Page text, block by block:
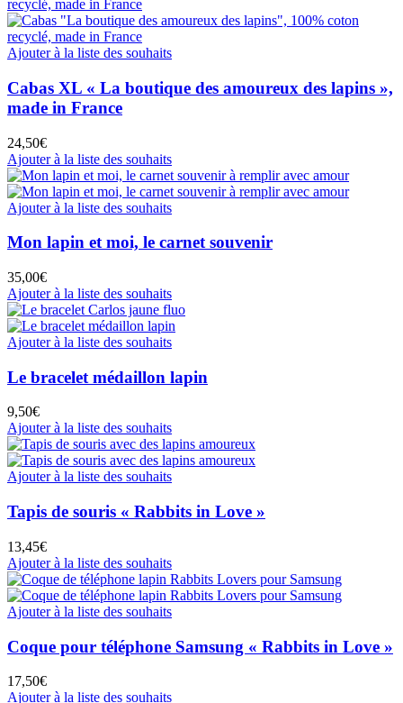
Ajouter à la liste des souhaits
Cabas XL « La boutique des amoureux des lapins »,
made in France
24,50€
Ajouter à la liste des souhaits
Ajouter à la liste des souhaits
Mon lapin et moi, le carnet souvenir
35,00€
Ajouter à la liste des souhaits
Ajouter à la liste des souhaits
Le bracelet médaillon lapin
9,50€
Ajouter à la liste des souhaits
Ajouter à la liste des souhaits
Tapis de souris « Rabbits in Love »
13,45€
Ajouter à la liste des souhaits
Ajouter à la liste des souhaits
Coque pour téléphone Samsung « Rabbits in Love »
17,50€
Ajouter à la liste des souhaits